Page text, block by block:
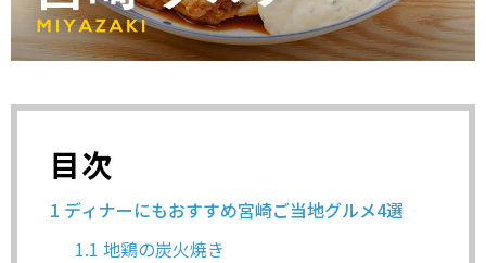
目次
1 ディナーにもおすすめ宮崎ご当地グルメ4選
1.1 地鶏の炭火焼き